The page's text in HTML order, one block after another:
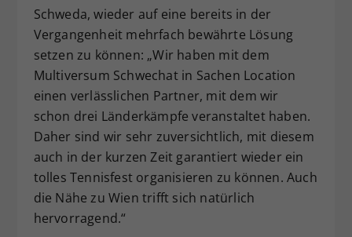
Schweda, wieder auf eine bereits in der
Vergangenheit mehrfach bewährte Lösung
setzen zu können: „Wir haben mit dem
Multiversum Schwechat in Sachen Location
einen verlässlichen Partner, mit dem wir
schon drei Länderkämpfe veranstaltet haben.
Daher sind wir sehr zuversichtlich, mit diesem
auch in der kurzen Zeit garantiert wieder ein
tolles Tennisfest organisieren zu können. Auch
die Nähe zu Wien trifft sich natürlich
hervorragend.“